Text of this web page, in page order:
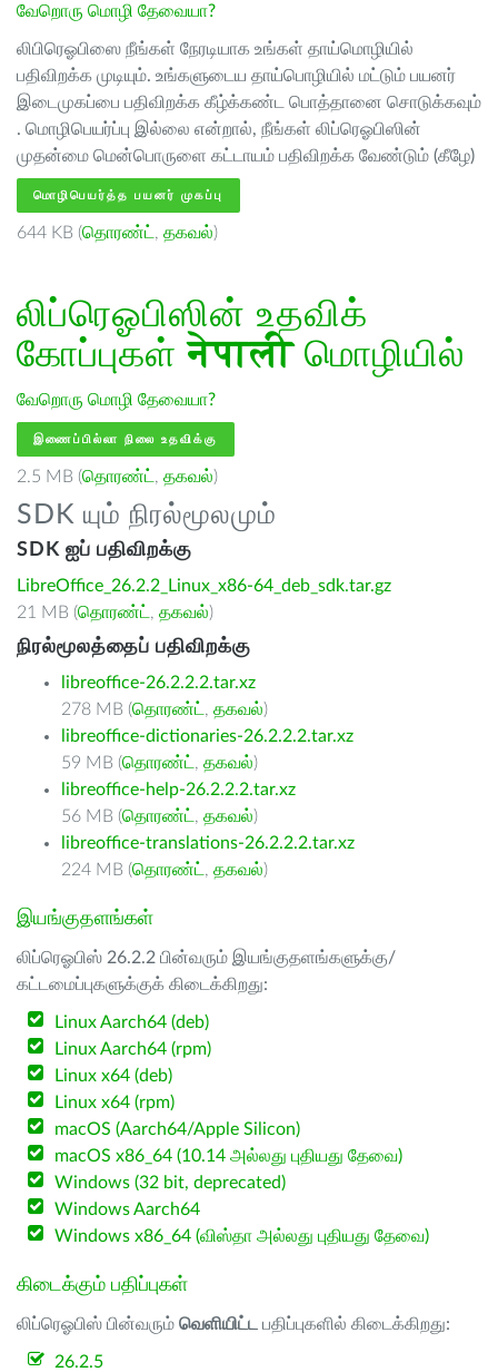
வேறொரு மொழி தேவையா?
லிபிரெஓபிஸை நீங்கள் நேரடியாக உங்கள் தாய்மொழியில்
பதிவிறக்க முடியும். உங்களுடைய தாய்பொழியில் மட்டும் பயனர்
இடைமுகப்பை பதிவிறக்க கீழ்க்கண்ட பொத்தானை சொடுக்கவும்
. மொழிபெயர்ப்பு இல்லை என்றால், நீங்கள் லிப்ரெஓபிஸின்
முதன்மை மென்பொருளை கட்டாயம் பதிவிறக்க வேண்டும் (கீழே)
மொழிபெயர்த்த பயனர் முகப்பு
644 KB (தொரண்ட் , தகவல்)
லிப்ரெஓபிஸின் உதவிக்
கோப்புகள்नेपालीமொழியில்
வேறொரு மொழி தேவையா?
இணைப்பில்லா நிலை உதவிக்கு
2.5 MB (தொரண்ட் , தகவல்)
SDK யும் நிரல்மூலமும்
SDK ஐப் பதிவிறக்கு
LibreOffice_26.2.2_Linux_x86-64_deb_sdk.tar.gz
21 MB (தொரண்ட் , தகவல்)
நிரல்மூலத்தைப் பதிவிறக்கு
libreoffice-26.2.2.2.tar.xz
278 MB (தொரண்ட் , தகவல்)
libreoffice-dictionaries-26.2.2.2.tar.xz
59 MB (தொரண்ட் , தகவல்)
libreoffice-help-26.2.2.2.tar.xz
56 MB (தொரண்ட் , தகவல்)
libreoffice-translations-26.2.2.2.tar.xz
224 MB (தொரண்ட் , தகவல்)
இயங்குதளங்கள்
லிப்ரெஓபிஸ் 26.2.2 பின்வரும் இயங்குதளங்களுக்கு/
கட்டமைப்புகளுக்குக் கிடைக்கிறது:
Linux Aarch64 (deb)
Linux Aarch64 (rpm)
Linux x64 (deb)
Linux x64 (rpm)
macOS (Aarch64/Apple Silicon)
macOS x86_64 (10.14 அல்லது புதியது தேவை)
Windows (32 bit, deprecated)
Windows Aarch64
Windows x86_64 (விஸ்தா அல்லது புதியது தேவை)
கிடைக்கும் பதிப்புகள்
லிப்ரெஓபிஸ் பின்வரும் வெளியிட்ட பதிப்புகளில் கிடைக்கிறது:
26.2.5